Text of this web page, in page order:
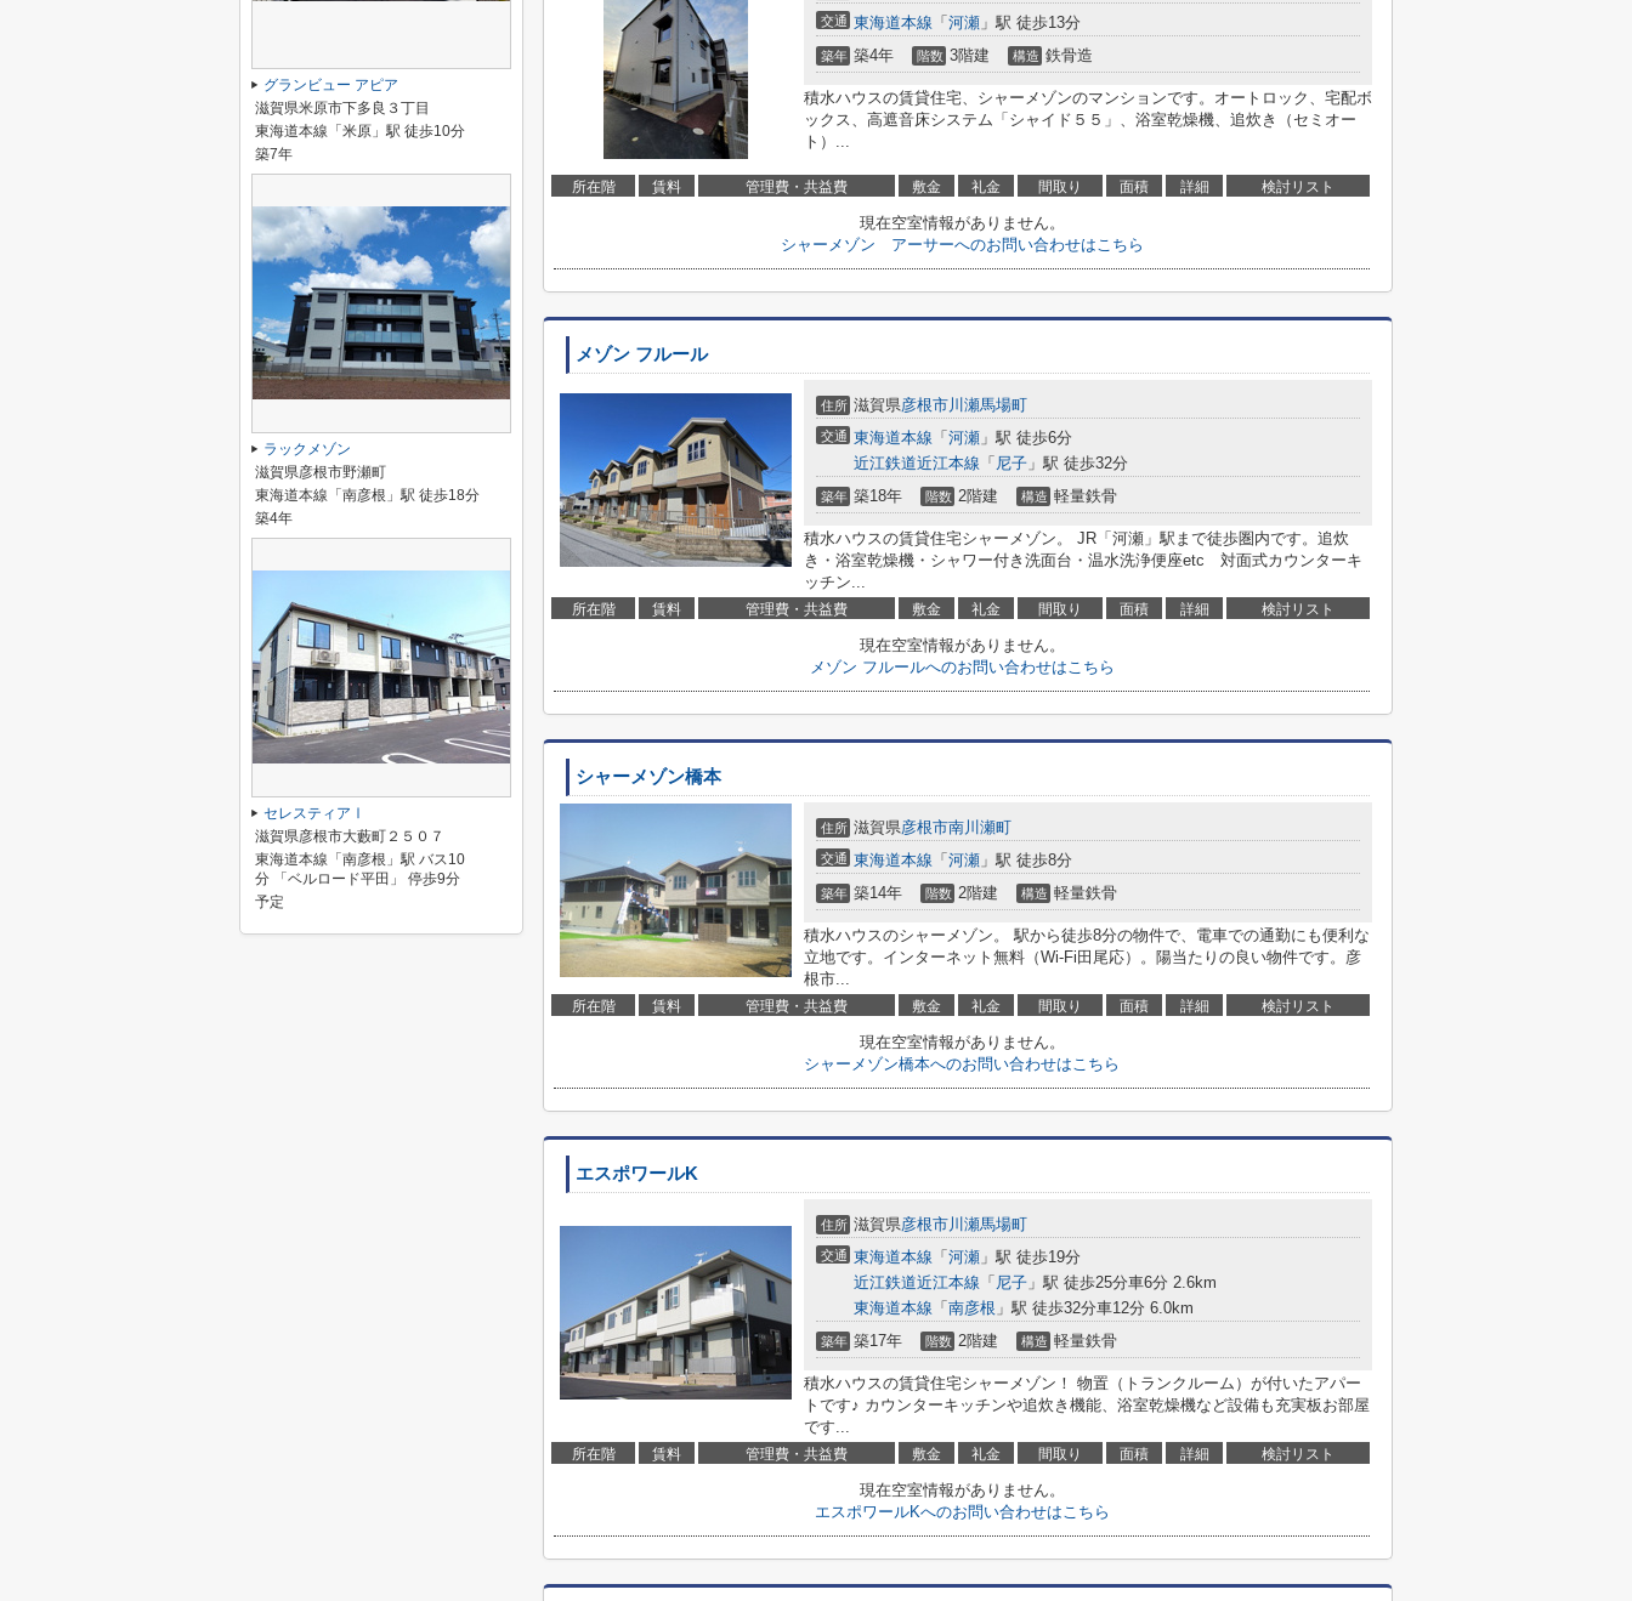
交通 東海道本線 「 河瀬 」駅 徒歩13分
築年 築4年 階数 3階建 構造 鉄骨造
積水ハウスの賃貸住宅、シャーメゾンのマンションです。オートロック、宅配ボ
ックス、高遮音床システム「シャイド５５」、浴室乾燥機、追炊き（セミオー
ト）...
所在階 賃料 管理費・共益費 敷金 礼金 間取り 面積 詳細 検討リスト
現在空室情報がありません。
シャーメゾン アーサーへのお問い合わせはこちら
メゾン フルール
住所 滋賀県彦根市川瀬馬場町
交通 東海道本線 「 河瀬 」駅 徒歩6分
近江鉄道近江本線 「 尼子 」駅 徒歩32分
築年 築18年 階数 2階建 構造 軽量鉄骨
積水ハウスの賃貸住宅シャーメゾン。 JR「河瀬」駅まで徒歩圏内です。追炊
き・浴室乾燥機・シャワー付き洗面台・温水洗浄便座etc 対面式カウンターキ
ッチン...
所在階 賃料 管理費・共益費 敷金 礼金 間取り 面積 詳細 検討リスト
現在空室情報がありません。
メゾン フルールへのお問い合わせはこちら
シャーメゾン橋本
住所 滋賀県彦根市南川瀬町
交通 東海道本線 「 河瀬 」駅 徒歩8分
築年 築14年 階数 2階建 構造 軽量鉄骨
積水ハウスのシャーメゾン。 駅から徒歩8分の物件で、電車での通勤にも便利な
立地です。インターネット無料（Wi-Fi田尾応）。陽当たりの良い物件です。彦
根市...
所在階 賃料 管理費・共益費 敷金 礼金 間取り 面積 詳細 検討リスト
現在空室情報がありません。
シャーメゾン橋本へのお問い合わせはこちら
エスポワールK
住所 滋賀県彦根市川瀬馬場町
交通 東海道本線 「 河瀬 」駅 徒歩19分
近江鉄道近江本線 「 尼子 」駅 徒歩25分車6分 2.6km
東海道本線 「 南彦根 」駅 徒歩32分車12分 6.0km
築年 築17年 階数 2階建 構造 軽量鉄骨
積水ハウスの賃貸住宅シャーメゾン！ 物置（トランクルーム）が付いたアパー
トです♪ カウンターキッチンや追炊き機能、浴室乾燥機など設備も充実板お部屋
です...
所在階 賃料 管理費・共益費 敷金 礼金 間取り 面積 詳細 検討リスト
現在空室情報がありません。
エスポワールKへのお問い合わせはこちら
グランビュー アピア
滋賀県米原市下多良３丁目
東海道本線「米原」駅 徒歩10分
築7年
ラックメゾン
滋賀県彦根市野瀬町
東海道本線「南彦根」駅 徒歩18分
築4年
セレスティアⅠ
滋賀県彦根市大藪町２５０７
東海道本線「南彦根」駅 バス10
分 「ベルロード平田」 停歩9分
予定